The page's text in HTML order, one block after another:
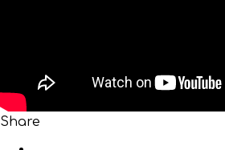
Share